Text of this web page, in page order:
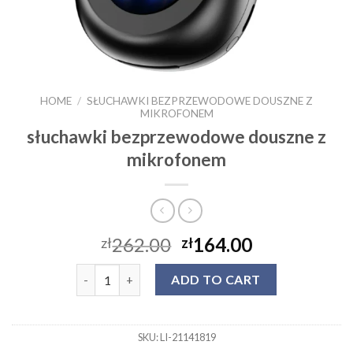
HOME / SŁUCHAWKI BEZPRZEWODOWE DOUSZNE Z
MIKROFONEM
słuchawki bezprzewodowe douszne z
mikrofonem
zł262.00 zł164.00
słuchawki bezprzewodowe douszne z
ADD TO CART
SKU:LI-21141819